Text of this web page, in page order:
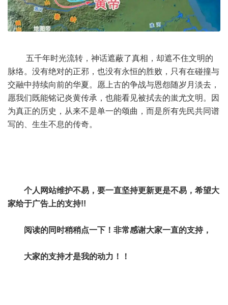
五千年时光流转，神话遮蔽了真相，却遮不住文明的
脉络。没有绝对的正邪，也没有永恒的胜败，只有在碰撞与
交融中持续向前的华夏。愿上古的争战与恩怨随岁月淡去，
愿我们既能铭记炎黄传承，也能看见被拭去的蚩尤文明。因
为真正的历史，从来不是单一的颂曲，而是所有先民共同谱
写的、生生不息的传奇。
个人网站维护不易，要一直坚持更新更是不易，希望大
家给于广告上的支持!!
阅读的同时稍稍点一下！非常感谢大家一直的支持，
大家的支持才是我的动力！！